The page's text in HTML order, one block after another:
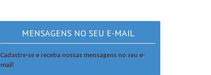
MENSAGENS NO SEU E-MAIL
Cadastre-se e receba nossas mensagens no seu e-
mail!